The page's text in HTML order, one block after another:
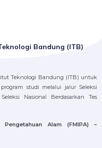
Bandung (ITB)
Teknologi Bandung (ITB) untuk
studi melalui jalur Seleksi
Nasional Berdasarkan Tes
Alam (FMIPA) –